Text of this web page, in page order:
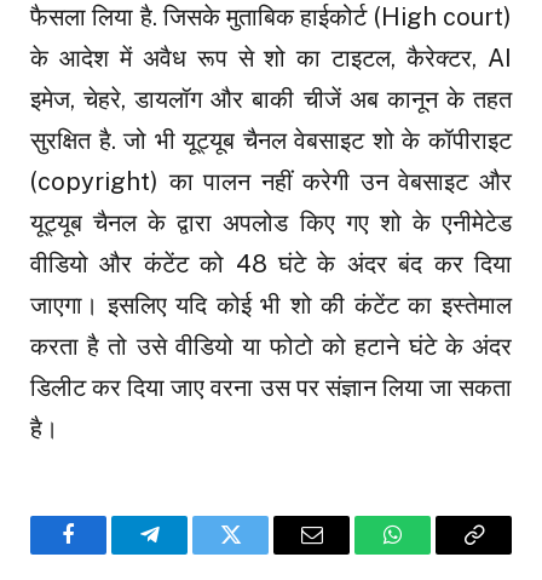
फैसला लिया है. जिसके मुताबिक हाईकोर्ट (High court)
के आदेश में अवैध रूप से शो का टाइटल, कैरेक्टर, AI
इमेज, चेहरे, डायलॉग और बाकी चीजें अब कानून के तहत
सुरक्षित है. जो भी यूट्यूब चैनल वेबसाइट शो के कॉपीराइट
(copyright) का पालन नहीं करेगी उन वेबसाइट और
यूट्यूब चैनल के द्वारा अपलोड किए गए शो के एनीमेटेड
वीडियो और कंटेंट को 48 घंटे के अंदर बंद कर दिया
जाएगा। इसलिए यदि कोई भी शो की कंटेंट का इस्तेमाल
करता है तो उसे वीडियो या फोटो को हटाने घंटे के अंदर
डिलीट कर दिया जाए वरना उस पर संज्ञान लिया जा सकता
है।
FacebookTelegramTwitter Email WhatsAppCopy